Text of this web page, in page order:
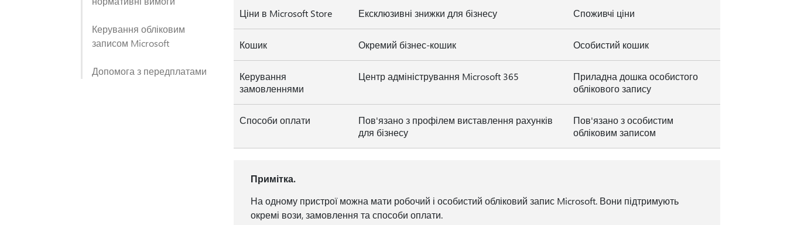
Керування обліковим
записом Microsoft
Допомога з передплатами
Ціни в Microsoft Store Ексклюзивні знижки для бізнесу Споживчі ціни
Кошик Окремий бізнес-кошик Особистий кошик
Керування
замовленнями
Центр адміністрування Microsoft 365
Приладна дошка особистого
облікового запису
Способи оплати
Пов'язано з профілем виставлення рахунків
для бізнесу
Пов'язано з особистим
обліковим записом
Примітка.
На одному пристрої можна мати робочий і особистий обліковий запис Microsoft. Вони підтримують
окремі вози, замовлення та способи оплати.